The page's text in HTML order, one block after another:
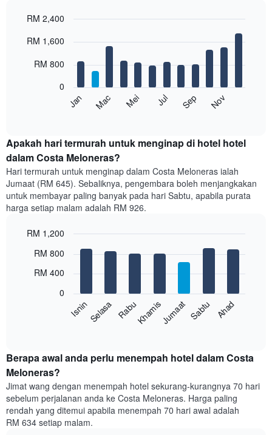
chart
bars.
purata
setiap
bulan
Carta
mempunyai
1
memaparkan
bulan.
Carta
mempunyai
harga
purata
bilik
graphic.
Jan Mac Mei Jul Sep Nov
0
RM 800
RM 1,600
RM 2,400
Apakah hari termurah untuk menginap di hotel hotel
dalam Costa Meloneras?
Hari termurah untuk menginap dalam Costa Meloneras ialah
Jumaat (RM 645). Sebaliknya, pengembara boleh menjangkakan
untuk membayar paling banyak pada hari Sabtu, apabila purata
harga setiap malam adalah RM 926.
chart
purata
bilik
setiap
hari
dalam
seminggu
Carta
graphic.
IsninSelasa RabuKhamisJumaatSabtu Ahad
0
RM 400
RM 800
RM 1,200
Berapa awal anda perlu menempah hotel dalam Costa
Meloneras?
Jimat wang dengan menempah hotel sekurang-kurangnya 70 hari
sebelum perjalanan anda ke Costa Meloneras. Harga paling
rendah yang ditemui apabila menempah 70 hari awal adalah
RM 634 setiap malam.